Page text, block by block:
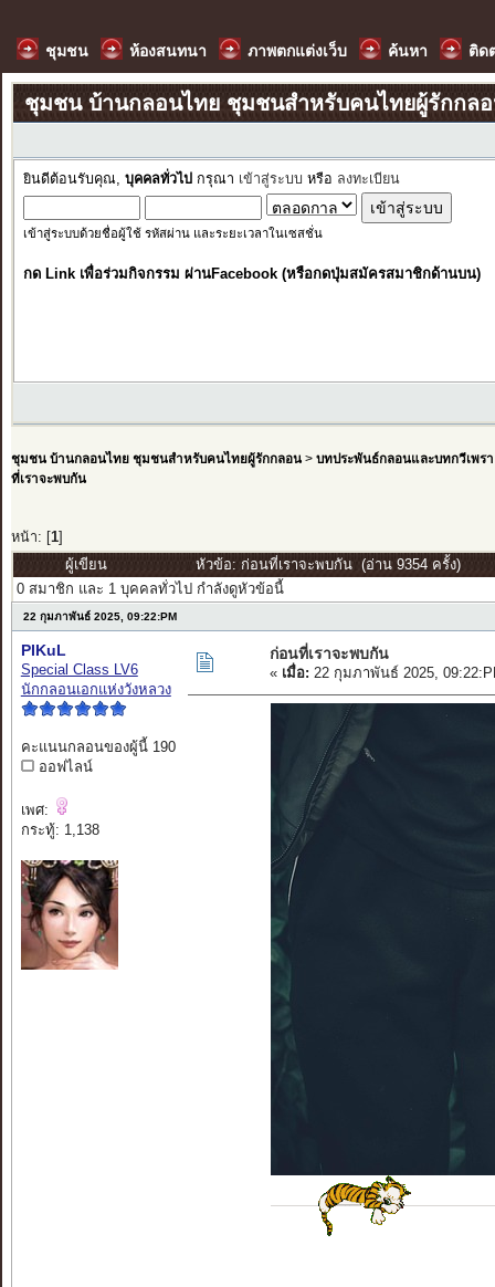
ชุมชน ห้องสนทนา ภาพตกแต่งเว็บ ค้นหา ติด
ชุมชน บ้านกลอนไทย ชุมชนสำหรับคนไทยผู้รักกล
ยินดีต้อนรับคุณ, บุคคลทั่วไป กรุณา เข้าสู่ระบบ หรือ ลงทะเบียน
เข้าสู่ระบบด้วยชื่อผู้ใช้ รหัสผ่าน และระยะเวลาในเซสชั่น
กด Link เพื่อร่วมกิจกรรม ผ่านFacebook (หรือกดปุ่มสมัครสมาชิกด้านบน)
ชุมชน บ้านกลอนไทย ชุมชนสำหรับคนไทยผู้รักกลอน> บทประพันธ์กลอนและบทกวีเพรา
ที่เราจะพบกัน
หน้า: [ 1]
ผู้เขียน
หัวข้อ: ก่อนที่เราจะพบกัน (อ่าน 9354 ครั้ง)
0 สมาชิก และ 1 บุคคลทั่วไป กำลังดูหัวข้อนี้
22 กุมภาพันธ์ 2025, 09:22:PM
PIKuL
Special Class LV6
นักกลอนเอกแห่งวังหลวง
คะแนนกลอนของผู้นี้ 190
ออฟไลน์
เพศ:
กระทู้: 1,138
ก่อนที่เราจะพบกัน
« เมื่อ: 22 กุมภาพันธ์ 2025,